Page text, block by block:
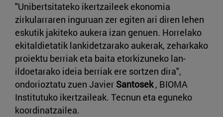
"Unibertsitateko ikertzaileek ekonomia
zirkularraren inguruan zer egiten ari diren lehen
eskutik jakiteko aukera izan genuen. Horrelako
ekitaldietatik lankidetzarako aukerak, zeharkako
proiektu berriak eta baita etorkizuneko lan-
ildoetarako ideia berriak ere sortzen dira",
ondorioztatu zuen Javier Santosek, BIOMA
Institutuko ikertzaileak. Tecnun eta eguneko
koordinatzailea.